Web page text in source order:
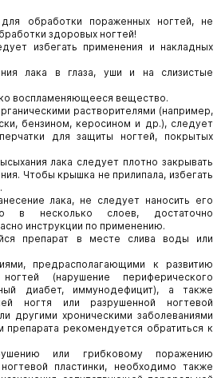
обработки пораженных ногтей, не
здоровых ногтей!
избегать применения и накладных
лака в глаза, уши и на слизистые
воспламеняющееся вещество.
растворителями (например,
бензином, керосином и др.), следует
для защиты ногтей, покрытых
лака следует плотно закрывать
Чтобы крышка не прилипала, избегать
лака, не следует наносить его
в несколько слоев, достаточно
инструкции по применению.
препарат в месте слива воды или
предрасполагающими к развитию
(нарушение периферического
диабет, иммунодефицит), а также
ногтя или разрушенной ногтевой
другими хроническими заболеваниями
рекомендуется обратиться к
или грибковому поражению
пластинки, необходимо также